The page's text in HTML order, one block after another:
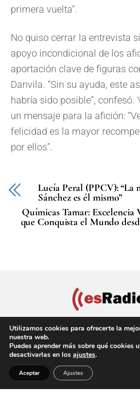
primera vuelta”.
No quiso cerrar la entrevista
apoyo incondicional de los
aportación clave de figuras
Danvila. “Sin su ayuda, este
habría sido posible”, confesó.
un mensaje para la afición:
felicidad es la mayor
por ellos”.
Lucía Peral (PPCV): “La
Sánchez es él mismo”
Químicas Tamar: Excelencia
que Conquista el Mundo
Política de privacidad Aviso Legal
Copyright © 2022 EsRadio Valencia, All
Utilizamos cookies para ofrecerte la
nuestra web.
Puedes aprender más sobre qué cookies
desactivarlas en los ajustes.
Aceptar Ajustes